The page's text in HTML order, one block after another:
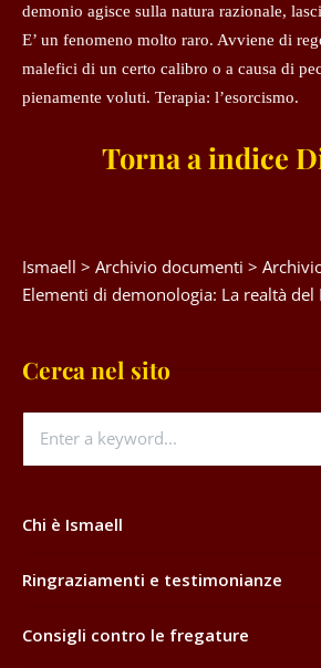
demonio agisce sulla natura razionale,
E’ un fenomeno molto raro. Avviene di
malefici di un certo calibro o a causa di
pienamente voluti. Terapia: l’esorcismo.
Torna a indice
Ismaell > Archivio documenti >
Elementi di demonologia: La realtà del
Cerca nel sito
Chi è Ismaell
Ringraziamenti e testimonianze
Consigli contro le fregature